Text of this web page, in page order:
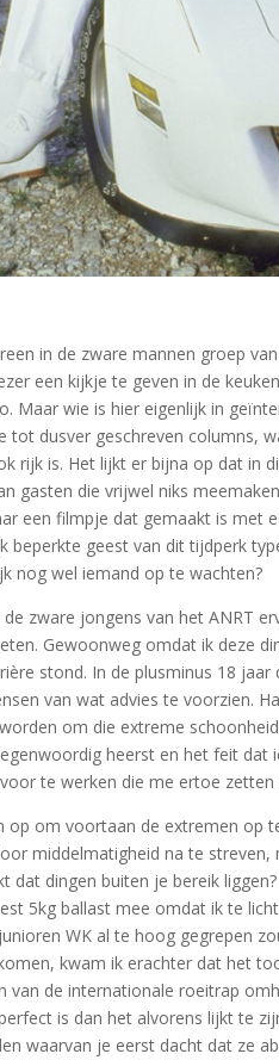
in de zware mannen groep
een kijkje te geven in de
Maar wie is hier eigenlijk in
tot dusver geschreven columns,
rijk is. Het lijkt er bijna op dat in
gasten die vrijwel niks
een filmpje dat gemaakt is met
beperkte geest van dit tijdperk
nog wel iemand op te wachten?
zware jongens van het ANRT
Gewoonweg omdat ik deze
stond. In de plusminus 18
van wat advies te voorzien.
om die extreme
heerst en het feit
te werken die me ertoe zetten
op om voortaan de extremen op
middelmatigheid na te
dat dingen buiten je bereik
5kg ballast mee omdat ik te
WK al te hoog gegrepen
kwam ik erachter dat het
van de internationale roeitrap
is dan het alvorens lijkt te
waarvan je eerst dacht dat ze